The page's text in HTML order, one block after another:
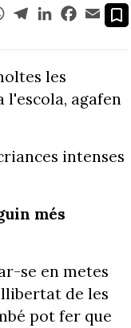
WhatsApp
TelegramLinkedInFacebook
Email
les
l'escola, agafen
intenses
més
se en metes
de les
pot fer que